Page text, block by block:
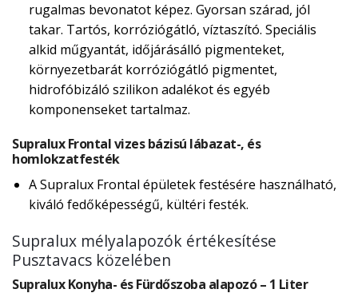
rugalmas bevonatot képez. Gyorsan szárad, jól
takar. Tartós, korróziógátló, víztaszító. Speciális
alkid műgyantát, időjárásálló pigmenteket,
környezetbarát korróziógátló pigmentet,
hidrofóbizáló szilikon adalékot és egyéb
komponenseket tartalmaz.
Supralux Frontal vizes bázisú lábazat-, és
homlokzatfesték
A Supralux Frontal épületek festésére használható,
kiváló fedőképességű, kültéri festék.
Supralux mélyalapozók értékesítése
Pusztavacs közelében
Supralux Konyha- és Fürdőszoba alapozó – 1 Liter